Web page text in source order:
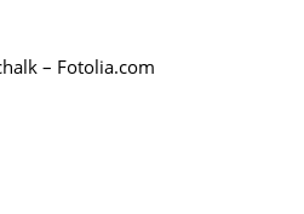
– Fotolia.com